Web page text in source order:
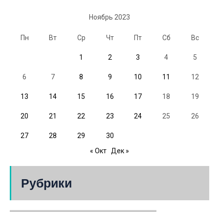
Ноябрь 2023
Пн Вт Ср Чт Пт Сб Вс
1 2 3 4 5
6 7 8 9 10 11 12
13 14 15 16 17 18 19
20 21 22 23 24 25 26
27 28 29
30
« Окт Дек »
Рубрики